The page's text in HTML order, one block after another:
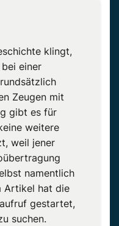
klingt,
einer
Zeugen mit
gibt es für
weitere
weil jener
namentlich
Artikel hat die
gestartet,
suchen.